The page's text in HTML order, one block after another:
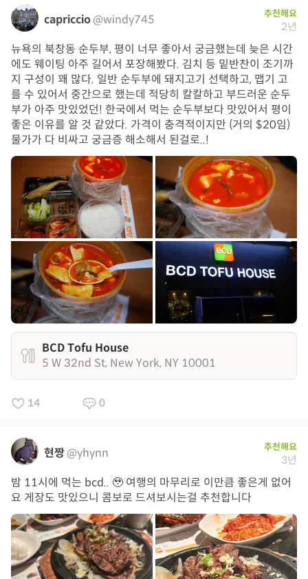
capriccio@windy745 추천해요
2년
뉴욕의 북창동 순두부, 평이 너무 좋아서 궁금했는데 늦은 시간
에도 웨이팅 아주 길어서 포장해봤다. 김치 등 밑반찬이 조기까
지 구성이 꽤 많다. 일반 순두부에 돼지고기 선택하고, 맵기 고
를 수 있어서 중간으로 했는데 적당히 칼칼하고 부드러운 순두
부가 아주 맛있었던! 한국에서 먹는 순두부보다 맛있어서 평이
좋은 이유를 알 것 같았다. 가격이 충격적이지만 (거의 $20임)
물가가 다 비싸고 궁금증 해소해서 된걸로..!
BCD Tofu House
5 W 32nd St, New York, NY 10001
14 0
현짱@yhynn 추천해요
3년
밤 11시에 먹는 bcd.. 🥹 여행의 마무리로 이만큼 좋은게 없어
요 게장도 맛있으니 콤보로 드셔보시는걸 추천합니다